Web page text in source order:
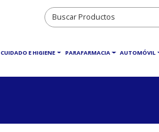
CUIDADO E HIGIENE PARAFARMACIA AUTOMÓVIL